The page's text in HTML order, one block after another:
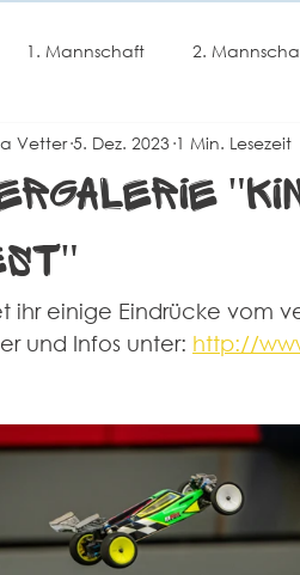
1. Mannschaft 2.
Corona Events
Vetter 5. Dez. 2023 1 Min. Lesezeit
ihr einige Eindrücke vom
und Infos unter: http://